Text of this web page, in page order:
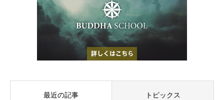
最近の記事 トピックス